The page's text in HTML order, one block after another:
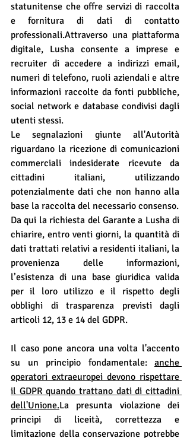
statunitense che offre servizi di raccolta
e fornitura di dati di contatto
professionali.Attraverso una piattaforma
digitale, Lusha consente a imprese e
recruiter di accedere a indirizzi email,
numeri di telefono, ruoli aziendali e altre
informazioni raccolte da fonti pubbliche,
social network e database condivisi dagli
utenti stessi.
Le segnalazioni giunte all'Autorità
riguardano la ricezione di comunicazioni
commerciali indesiderate ricevute da
cittadini italiani, utilizzando
potenzialmente dati che non hanno alla
base la raccolta del necessario consenso.
Da qui la richiesta del Garante a Lusha di
chiarire, entro venti giorni, la quantità di
dati trattati relativi a residenti italiani, la
provenienza delle informazioni,
l’esistenza di una base giuridica valida
per il loro utilizzo e il rispetto degli
obblighi di trasparenza previsti dagli
articoli 12, 13 e 14 del GDPR.
Il caso pone ancora una volta l'accento
su un principio fondamentale: anche
operatori extraeuropei devono rispettare
il GDPR quando trattano dati di cittadini
dell'Unione.La presunta violazione dei
principi di liceità, correttezza e
limitazione della conservazione potrebbe